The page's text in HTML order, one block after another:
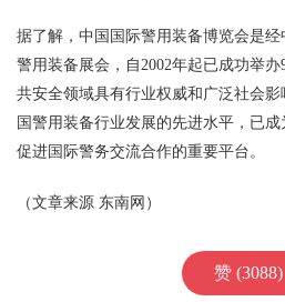
据了解，中国国际警用装备博览会是
警用装备展会，自2002年起已成功举
共安全领域具有行业权威和广泛社会
国警用装备行业发展的先进水平，已
促进国际警务交流合作的重要平台。
（文章来源 东南网）
赞 (3088)